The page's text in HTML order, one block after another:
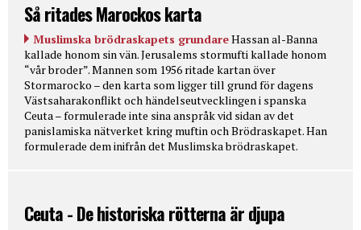
Så ritades Marockos karta
Muslimska brödraskapets grundareHassan al-Banna
kallade honom sin vän. Jerusalems stormufti kallade honom
“vår broder”. Mannen som 1956 ritade kartan över
Stormarocko – den karta som ligger till grund för dagens
Västsaharakonflikt och händelseutvecklingen i spanska
Ceuta – formulerade inte sina anspråk vid sidan av det
panislamiska nätverket kring muftin och Brödraskapet. Han
formulerade dem inifrån det Muslimska brödraskapet.
Ceuta - De historiska rötterna är djupa